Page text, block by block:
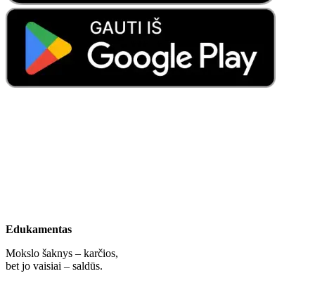
Edukamentas
Mokslo šaknys – karčios,
bet jo vaisiai – saldūs.